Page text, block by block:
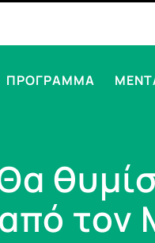
ΠΡΟΓΡΑΜΜΑ
τον